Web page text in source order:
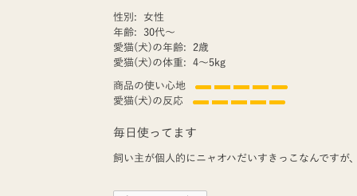
性別:
女性
年齢:
30代〜
愛猫(犬)の年齢:
2歳
愛猫(犬)の体重:
4〜5kg
商品の使い心地
愛猫(犬)の反応
毎日使ってます
飼い主が個人的にニャオハだいすきっこなんですが